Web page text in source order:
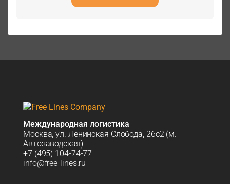
Международная логистика
Москва, ул. Ленинская Слобода, 26с2 (м.
Автозаводская)
+7 (495) 104-74-77
info@free-lines.ru